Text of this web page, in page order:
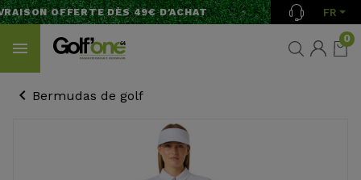
OFFERTE DÈS 49€ D'ACHAT FR
0
Bermudas de golf